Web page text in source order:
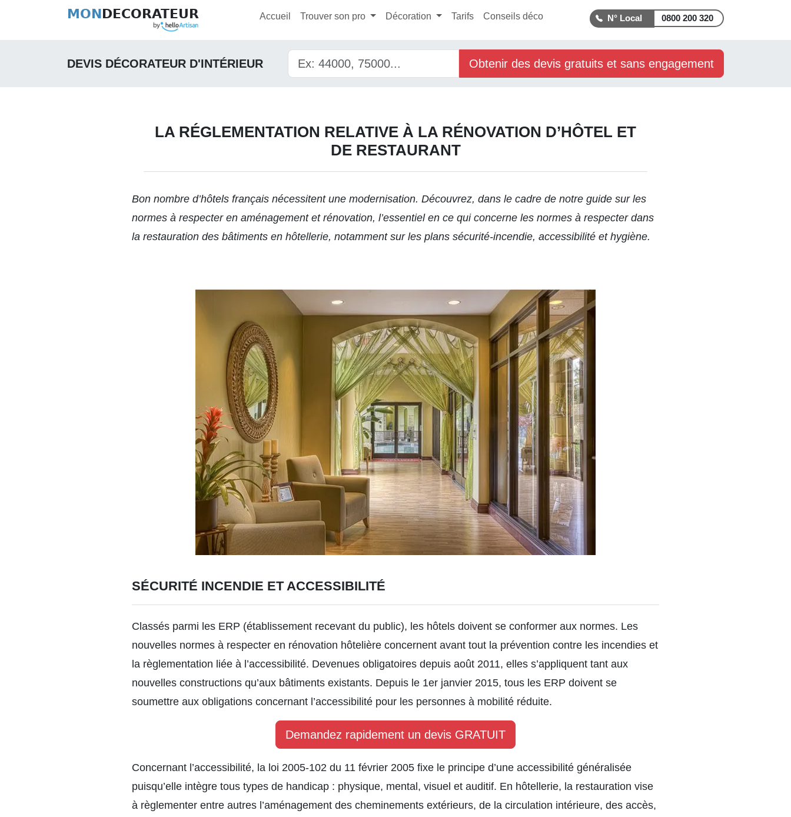
MONDECORATEUR Accueil Trouver son pro Décoration Tarifs Conseils déco 0800 200 320
DEVIS DÉCORATEUR D'INTÉRIEUR Obtenir des devis gratuits et sans engagement
LA RÉGLEMENTATION RELATIVE À LA RÉNOVATION D’HÔTEL ET
DE RESTAURANT
Bon nombre d’hôtels français nécessitent une modernisation. Découvrez, dans le cadre de notre guide sur les
normes à respecter en aménagement et rénovation, l’essentiel en ce qui concerne les normes à respecter dans
la restauration des bâtiments en hôtellerie, notamment sur les plans sécurité-incendie, accessibilité et hygiène.
SÉCURITÉ INCENDIE ET ACCESSIBILITÉ
Classés parmi les ERP (établissement recevant du public), les hôtels doivent se conformer aux normes. Les
nouvelles normes à respecter en rénovation hôtelière concernent avant tout la prévention contre les incendies et
la règlementation liée à l’accessibilité. Devenues obligatoires depuis août 2011, elles s’appliquent tant aux
nouvelles constructions qu’aux bâtiments existants. Depuis le 1er janvier 2015, tous les ERP doivent se
soumettre aux obligations concernant l’accessibilité pour les personnes à mobilité réduite.
Demandez rapidement un devis GRATUIT
Concernant l’accessibilité, la loi 2005-102 du 11 février 2005 fixe le principe d’une accessibilité généralisée
puisqu’elle intègre tous types de handicap : physique, mental, visuel et auditif. En hôtellerie, la restauration vise
à règlementer entre autres l’aménagement des cheminements extérieurs, de la circulation intérieure, des accès,